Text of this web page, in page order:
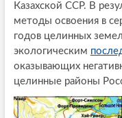
Казахской ССР. В
методы освоения в
годов целинных
экологическим
оказывающих
целинные районы